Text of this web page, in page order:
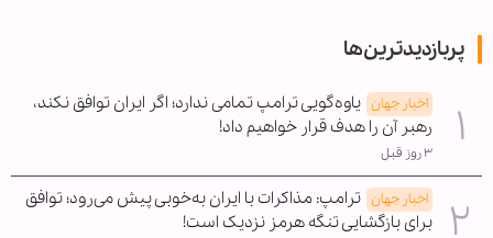
پربازدیدترین‌ها
اخبار جهان یاوه‌گویی ترامپ تمامی ندارد؛ اگر ایران توافق نکند،
رهبر آن را هدف قرار خواهیم داد!
۳ روز قبل
اخبار جهان ترامپ: مذاکرات با ایران به‌خوبی پیش می‌رود؛ توافق
برای بازگشایی تنگه هرمز نزدیک است!